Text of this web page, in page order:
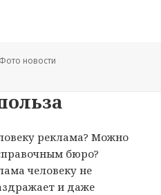
Рубрики
Фото новости
реклама? Можно
бюро?
человеку не
и даже